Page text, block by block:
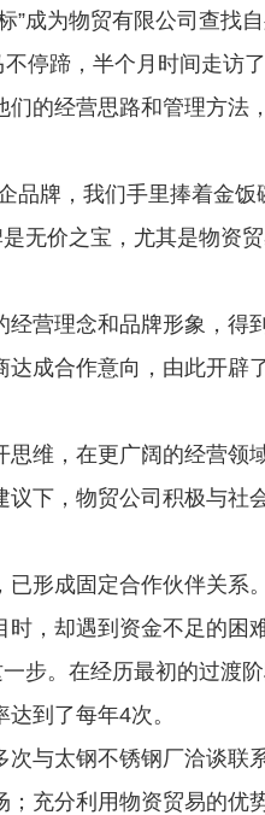
为物贸有限公司查找自
蹄，半个月时间走访了
的经营思路和管理方法
牌，我们手里捧着金饭
无价之宝，尤其是物资
营理念和品牌形象，得
成合作意向，由此开辟
，在更广阔的经营领域
下，物贸公司积极与社
形成固定合作伙伴关系
，却遇到资金不足的困
步。在经历最初的过渡
到了每年4次。
与太钢不锈钢厂洽谈联
充分利用物资贸易的优